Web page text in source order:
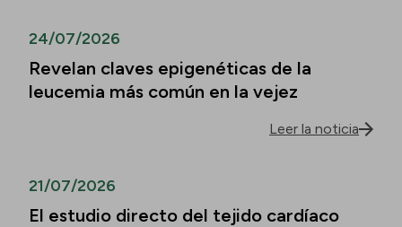
24/07/2026
Revelan claves epigenéticas de la
leucemia más común en la vejez
Leer la noticia
21/07/2026
El estudio directo del tejido cardíaco